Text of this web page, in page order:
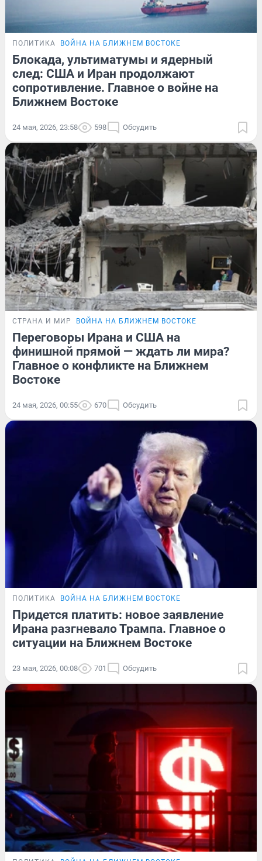
ПОЛИТИКА ВОЙНА НА БЛИЖНЕМ ВОСТОКЕ
Блокада, ультиматумы и ядерный
след: США и Иран продолжают
сопротивление. Главное о войне на
Ближнем Востоке
24 мая, 2026, 23:58 598 Обсудить
СТРАНА И МИР ВОЙНА НА БЛИЖНЕМ ВОСТОКЕ
Переговоры Ирана и США на
финишной прямой — ждать ли мира?
Главное о конфликте на Ближнем
Востоке
24 мая, 2026, 00:55 670 Обсудить
ПОЛИТИКА ВОЙНА НА БЛИЖНЕМ ВОСТОКЕ
Придется платить: новое заявление
Ирана разгневало Трампа. Главное о
ситуации на Ближнем Востоке
23 мая, 2026, 00:08 701 Обсудить